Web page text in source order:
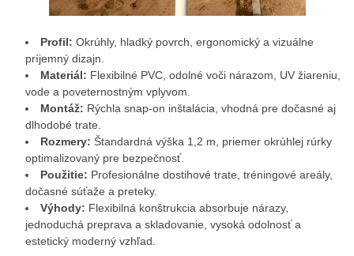
Profil: Okrúhly, hladký povrch, ergonomický a vizuálne
príjemný dizajn.
Materiál: Flexibilné PVC, odolné voči nárazom, UV žiareniu,
vode a poveternostným vplyvom.
Montáž: Rýchla snap‑on inštalácia, vhodná pre dočasné aj
dlhodobé trate.
Rozmery: Štandardná výška 1,2 m, priemer okrúhlej rúrky
optimalizovaný pre bezpečnosť.
Použitie: Profesionálne dostihové trate, tréningové areály,
dočasné súťaže a preteky.
Výhody: Flexibilná konštrukcia absorbuje nárazy,
jednoduchá preprava a skladovanie, vysoká odolnosť a
estetický moderný vzhľad.